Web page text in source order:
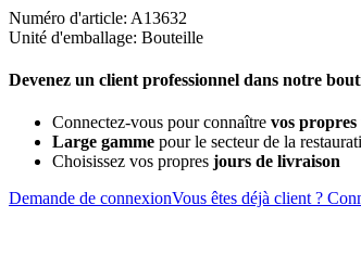
Numéro d'article: A13632
Unité d'emballage: Bouteille
Devenez un client professionnel dans notre
Connectez-vous pour connaître vos
Large gamme pour le secteur de la
Choisissez vos propres jours de livraison
Demande de connexionVous êtes déjà client ?